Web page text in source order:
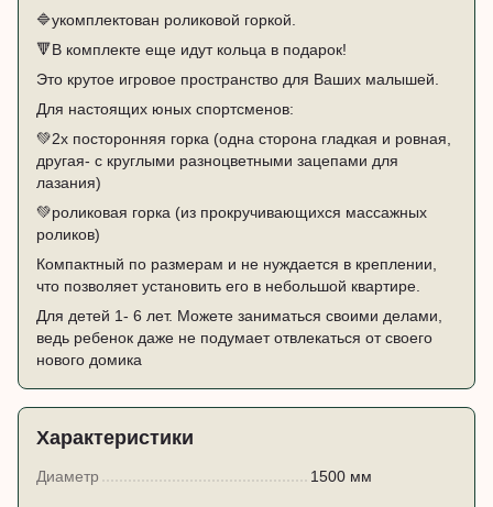
🔷укомплектован роликовой горкой.
🔻В комплекте еще идут кольца в подарок!
Это крутое игровое пространство для Ваших малышей.
Для настоящих юных спортсменов:
💚2х посторонняя горка (одна сторона гладкая и ровная,
другая- с круглыми разноцветными зацепами для
лазания)
💚роликовая горка (из прокручивающихся массажных
роликов)
Компактный по размерам и не нуждается в креплении,
что позволяет установить его в небольшой квартире. ⠀
Для детей 1- 6 лет. Можете заниматься своими делами,
ведь ребенок даже не подумает отвлекаться от своего
нового домика
Характеристики
Диаметр 1500 мм